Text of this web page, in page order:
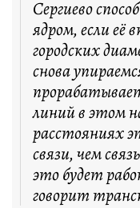
Сергиево
ядром, если её
городских
снова
линий в этом
расстояниях
связи, чем
это будет
говорит